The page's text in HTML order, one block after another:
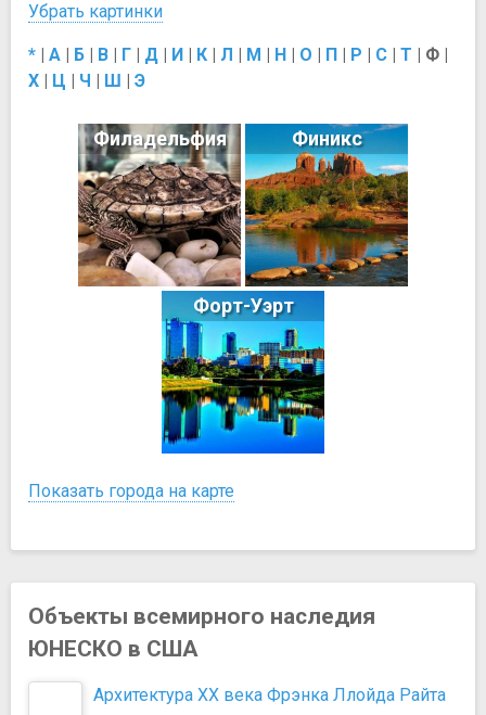
Убрать картинки
* | А | Б | В | Г | Д | И | К | Л | М | Н | О | П | Р | С | Т | Ф |
Х | Ц | Ч | Ш | Э
Филадельфия Финикс
Форт-Уэрт
Показать города на карте
Объекты всемирного наследия
ЮНЕСКО в США
Архитектура XX века Фрэнка Ллойда Райта